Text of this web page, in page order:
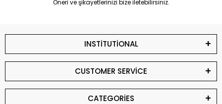
Öneri ve şikayetlerinizi bize iletebilirsiniz.
INSTİTUTİONAL
CUSTOMER SERVİCE
CATEGORİES